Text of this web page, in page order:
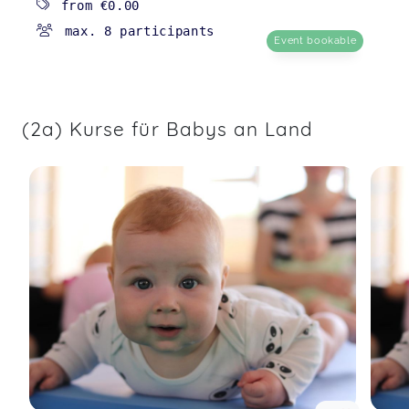
(4) Bewegungsspaß im Wasser (8-16 M.)(AOK
li.)Mai/Jun/Jul 26
Ulrike,
War sehr toll
Eltern-Kind-Kurs "Löwenstark ins Leben" (für 2-Jährige)
Madlin,Apr 14
Es war so schön… es werden viele Themen
besprochen die sehr interessant sind und die
Baby haben auch Spaß.
from €0.00
max. 8 participants
Event bookable
(2a) Kurse für Babys an Land